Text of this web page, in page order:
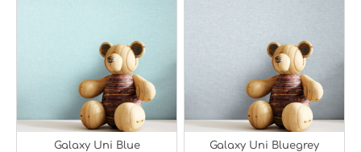
Galaxy Uni Blue Galaxy Uni Bluegrey